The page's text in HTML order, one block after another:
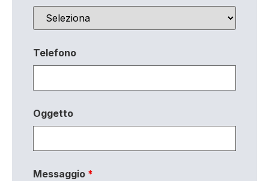
Telefono
Oggetto
Messaggio *